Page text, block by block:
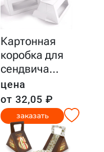
Картонная
коробка для
сендвича…
цена
от 32,05 ₽
заказать